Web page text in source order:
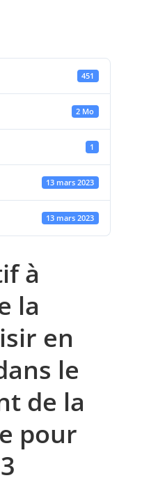
451
2 Mo
1
13 mars 2023
13 mars 2023
à
la
en
le
de la
pour